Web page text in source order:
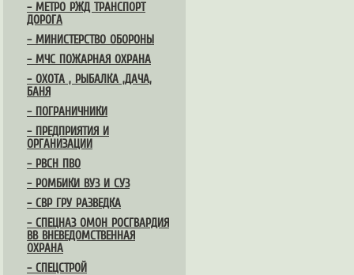
– МЕТРО РЖД ТРАНСПОРТ
ДОРОГА
– МИНИСТЕРСТВО ОБОРОНЫ
– МЧС ПОЖАРНАЯ ОХРАНА
– ОХОТА , РЫБАЛКА ,ДАЧА,
БАНЯ
– ПОГРАНИЧНИКИ
– ПРЕДПРИЯТИЯ И
ОРГАНИЗАЦИИ
– РВСН ПВО
– РОМБИКИ ВУЗ И СУЗ
– СВР ГРУ РАЗВЕДКА
– СПЕЦНАЗ ОМОН РОСГВАРДИЯ
ВВ ВНЕВЕДОМСТВЕННАЯ
ОХРАНА
– СПЕЦСТРОЙ